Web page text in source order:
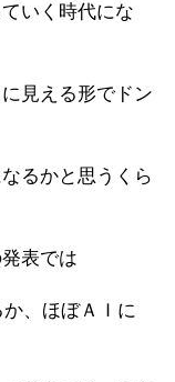
いく時代にな
見える形でドン
るかと思うくら
表では
、ほぼＡＩに